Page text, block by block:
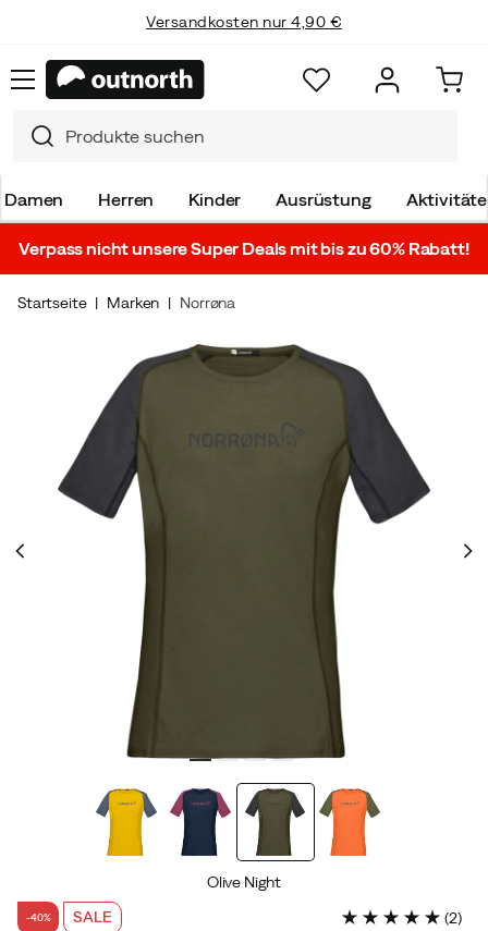
Versandkosten nur 4,90 €
Damen Herren Kinder Ausrüstung
Verpass nicht unsere Super Deals mit bis zu 60% Rabatt!
Startseite Marken Norrøna
Olive Night
-40% SALE (2)